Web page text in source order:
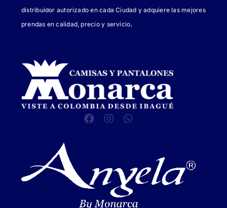
distribuidor autorizado en cada Ciudad y adquiere las mejores
prendas en calidad, precio y servicio.